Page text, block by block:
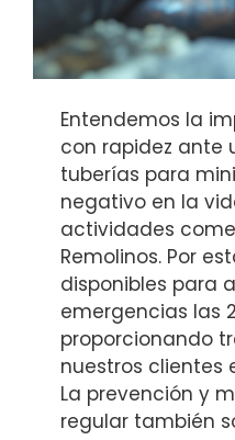
Entendemos la
con rapidez ante
tuberías para
negativo en la
actividades
Remolinos. Por
disponibles para
emergencias las
proporcionando
nuestros clientes
La prevención y
regular también